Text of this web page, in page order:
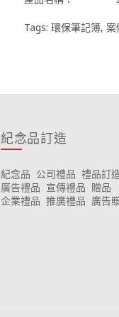
Tags: 環保筆記簿, 案
紀念品訂造
紀念品 公司禮品 禮品訂
廣告禮品 宣傳禮品 贈品
企業禮品 推廣禮品 廣告